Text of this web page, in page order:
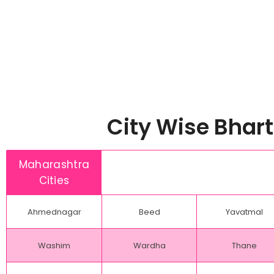
City Wise
Maharashtra
Cities
Ahmednagar Beed Yavatmal
Washim Wardha Thane